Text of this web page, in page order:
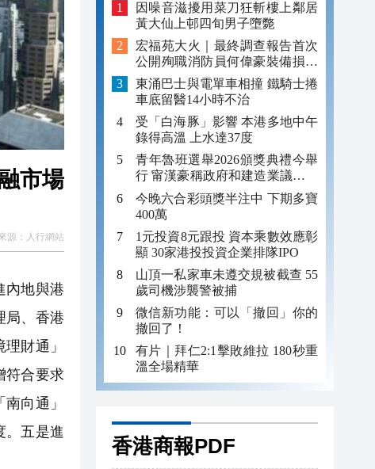
市場
源： 人行網站
內地與港
局、香港
財通」
符合要求
向通」
。五是進
因噪音滋擾用菜刀狂斬樓上鄰居
黃大仙上邨四旬男子墮斃
宏福苑大火｜最終調查報告首次
公開殉職消防員何偉豪裝備損毀
照片
東涌巴士與電單車相撞 鐵騎士捲
車底留醫14小時不治
受「白海豚」影響 本港多地中午
錄得高溫 上水達37度
青年魯班選舉2026頒獎典禮今舉
行 甯漢豪稱政府和建造業議會做
好培訓工作
今晚六合彩頭獎半注中 下期多寶
400萬
1元投資8元跟投 資本乘數效應彰
顯 30家港投投資企業排隊IPO
山頂一私家車未遵交規被截查 55
歲司機涉襲警被捕
微信新功能：可以「撤回」你的
撤回了！
有片｜拜仁2:1擊敗維拉 180秒重
溫全場精華
香港商報PDF